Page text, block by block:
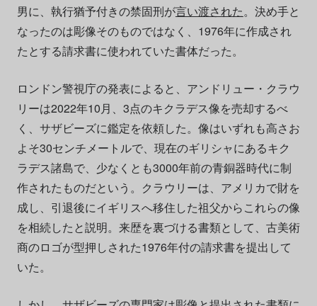
男に、執行猶予付きの禁固刑が言い渡された。決め手と
なったのは彫像そのものではなく、1976年に作成され
たとする請求書に使われていた書体だった。
ロンドン警視庁の発表によると、アンドリュー・クラウ
リーは2022年10月、3点のキクラデス像を売却するべ
く、サザビーズに鑑定を依頼した。像はいずれも高さお
よそ30センチメートルで、現在のギリシャにあるキク
ラデス諸島で、少なくとも3000年前の青銅器時代に制
作されたものだという。クラウリーは、アメリカで財を
成し、引退後にイギリスへ移住した祖父からこれらの像
を相続したと説明。来歴を裏づける書類として、古美術
商のロゴが型押しされた1976年付の請求書を提出して
いた。